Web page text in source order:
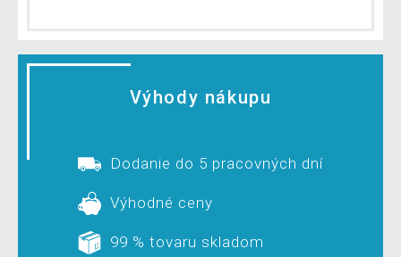
Výhody nákupu
Dodanie do 5 pracovných dní
Výhodné ceny
99 % tovaru skladom